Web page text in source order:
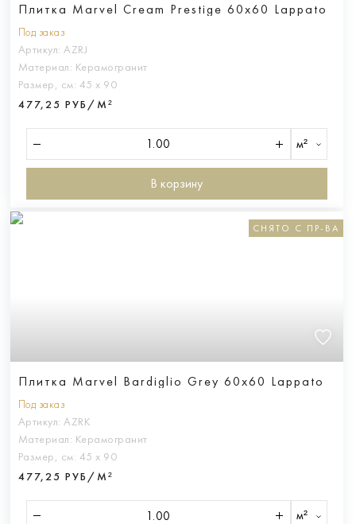
Плитка Marvel Cream Prestige 60x60 Lappato
Под заказ
Артикул: AZRJ
Материал: Керамогранит
Размер, см: 45 х 90
477,25 РУБ/М²
м²
В корзину
СНЯТО С ПР-ВА
Плитка Marvel Bardiglio Grey 60x60 Lappato
Под заказ
Артикул: AZRK
Материал: Керамогранит
Размер, см: 45 х 90
477,25 РУБ/М²
м²